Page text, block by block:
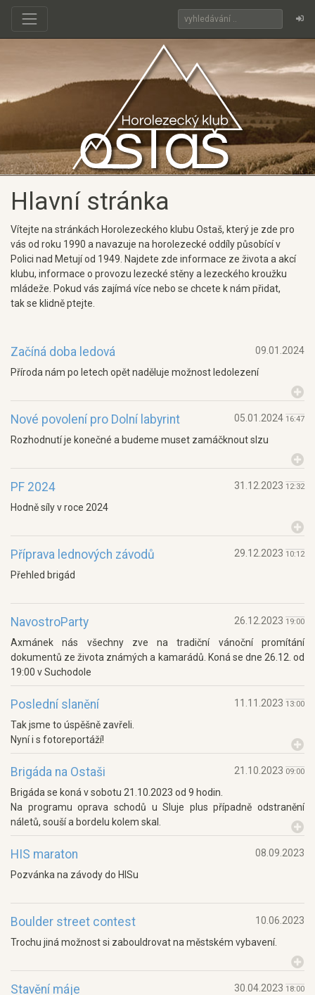
Hlavní stránka
Vítejte na stránkách Horolezeckého klubu Ostaš, který je zde pro
vás od roku 1990 a navazuje na horolezecké oddíly působící v
Polici nad Metují od 1949. Najdete zde informace ze života a akcí
klubu, informace o provozu lezecké stěny a lezeckého kroužku
mládeže. Pokud vás zajímá více nebo se chcete k nám přidat,
tak se klidně ptejte.
Začíná doba ledová
09.01.2024
Příroda nám po letech opět naděluje možnost ledolezení
Nové povolení pro Dolní labyrint 05.01.2024 16:47
Rozhodnutí je konečné a budeme muset zamáčknout slzu
PF 2024 31.12.2023 12:32
Hodně síly v roce 2024
Příprava lednových závodů 29.12.2023 10:12
Přehled brigád
NavostroParty 26.12.2023 19:00
Axmánek nás všechny zve na tradiční vánoční promítání
dokumentů ze života známých a kamarádů. Koná se dne 26.12. od
19:00 v Suchodole
Poslední slanění 11.11.2023 13:00
Tak jsme to úspěšně zavřeli.
Nyní i s fotoreportáží!
Brigáda na Ostaši 21.10.2023 09:00
Brigáda se koná v sobotu 21.10.2023 od 9 hodin.
Na programu oprava schodů u Sluje plus případně odstranění
náletů, souší a bordelu kolem skal.
HIS maraton
08.09.2023
Pozvánka na závody do HISu
Boulder street contest
10.06.2023
Trochu jiná možnost si zabouldrovat na městském vybavení.
Stavění máje 30.04.2023 18:00